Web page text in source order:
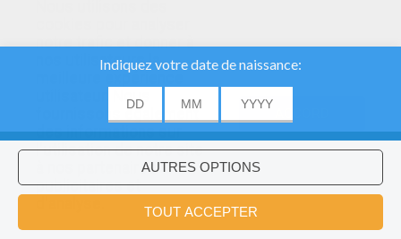
notre trafic et donner à
nos utilisateurs la
meilleure expérience
utilisateur. Nous
fournissons également
des informations sur
l'utilisation de notre site
à nos partenaires
publicitaires et
Voulez-vous installer l'application
Hellokids?
OK
×